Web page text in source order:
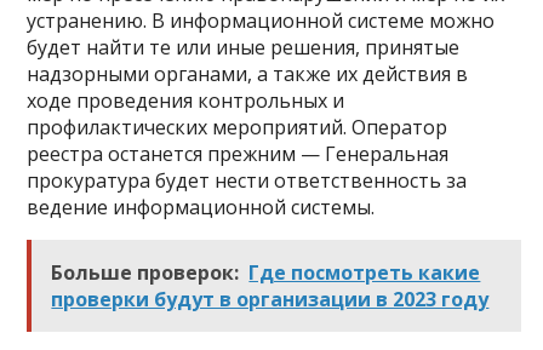
устранению. В информационной системе можно
будет найти те или иные решения, принятые
надзорными органами, а также их действия в
ходе проведения контрольных и
профилактических мероприятий. Оператор
реестра останется прежним — Генеральная
прокуратура будет нести ответственность за
ведение информационной системы.
Больше проверок: Где посмотреть какие
проверки будут в организации в 2023 году